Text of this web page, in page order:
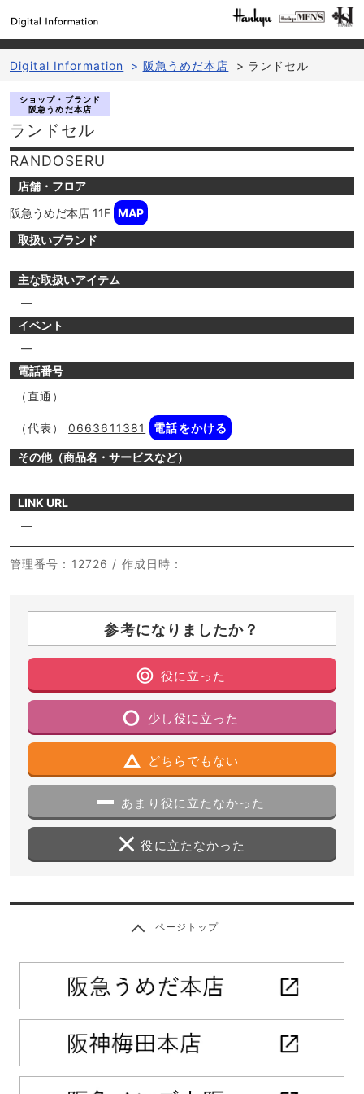
Digital Information > 阪急うめだ本店 > ランドセル
ショップ・ブランド
阪急うめだ本店
ランドセル
RANDOSERU
店舗・フロア
阪急うめだ本店 11F MAP
取扱いブランド
主な取扱いアイテム
―
イベント
―
電話番号
（直通）
（代表） 0663611381 電話をかける
その他（商品名・サービスなど）
LINK URL
―
管理番号 ：12726 / 作成日時 ：
参考になりましたか？
役に立った
少し役に立った
どちらでもない
あまり役に立たなかった
役に立たなかった
ページトップ